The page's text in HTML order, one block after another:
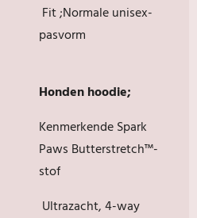
Fit ;Normale unisex-
pasvorm
Honden hoodie;
Kenmerkende Spark
Paws Butterstretch™️-
stof
Ultrazacht, 4-way